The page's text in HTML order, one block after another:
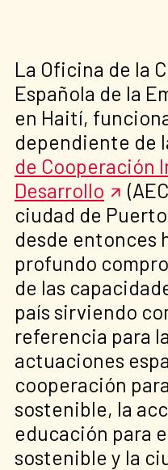
La Oficina de la
Española de la
en Haití,
dependiente de
de Cooperación
Desarrollo
ciudad de
desde entonces
profundo
de las
país sirviendo
referencia para
actuaciones
cooperación
sostenible, la
educación para
sostenible y la